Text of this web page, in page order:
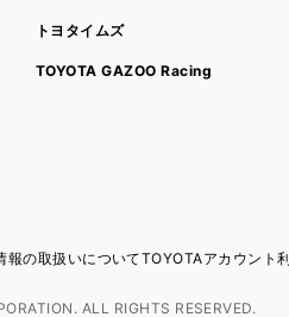
トヨタイムズ
TOYOTA GAZOO Racing
報の取扱いについてTOYOTAアカウント
ALL RIGHTS RESERVED.